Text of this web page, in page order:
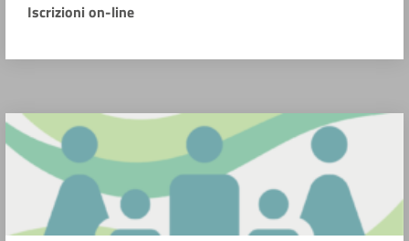
Iscrizioni on-line